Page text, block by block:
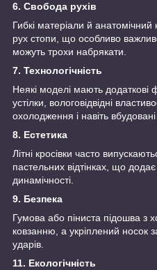
6. Свобода рухів
Гибкі матеріали й
рух стопи, що особливо
можуть трохи набрякати.
7. Технологічність
Неякі моделі мають додаткові
устілки, вологовідвідні
охолодження і навіть
8. Естетика
Літні кросівки часто
пастельних відтінках, що додає
динамічності.
9. Безпека
Гумова або піниста підошва з
ковзанню, а укріплений носок
ударів.
11. Екологічність